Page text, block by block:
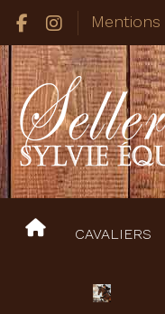
Mentions
CAVALIERS